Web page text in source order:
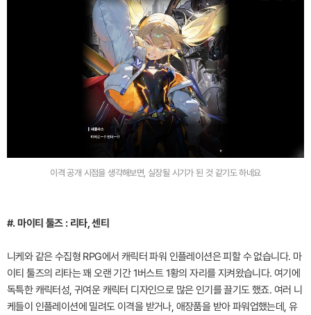
이격 공개 시점을 생각해보면, 실장될 시기가 된 것 같기도 하네요
#. 마이티 툴즈 : 리타, 센티
니케와 같은 수집형 RPG에서 캐릭터 파워 인플레이션은 피할 수 없습니다. 마
이티 툴즈의 리타는 꽤 오랜 기간 1버스트 1황의 자리를 지켜왔습니다. 여기에
독특한 캐릭터성, 귀여운 캐릭터 디자인으로 많은 인기를 끌기도 했죠. 여러 니
케들이 인플레이션에 밀려도 이격을 받거나, 애장품을 받아 파워업했는데, 유